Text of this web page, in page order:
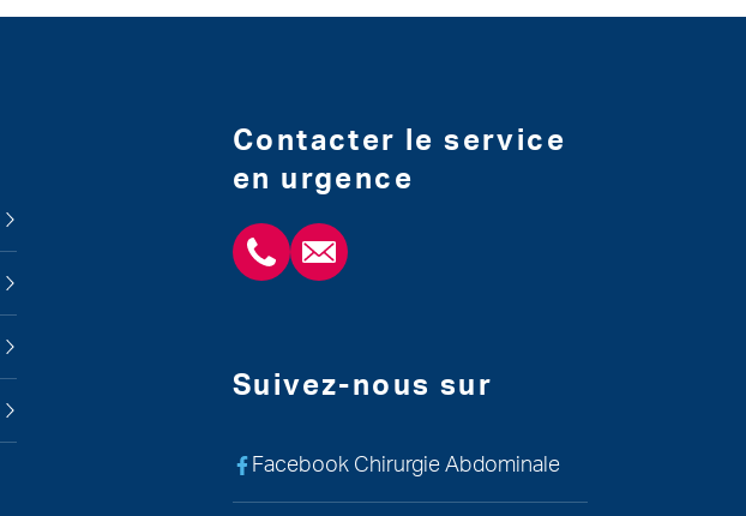
Contacter le service
en urgence
+3243554120chirabdomle@chc.be
Suivez-nous sur
Facebook Chirurgie Abdominale